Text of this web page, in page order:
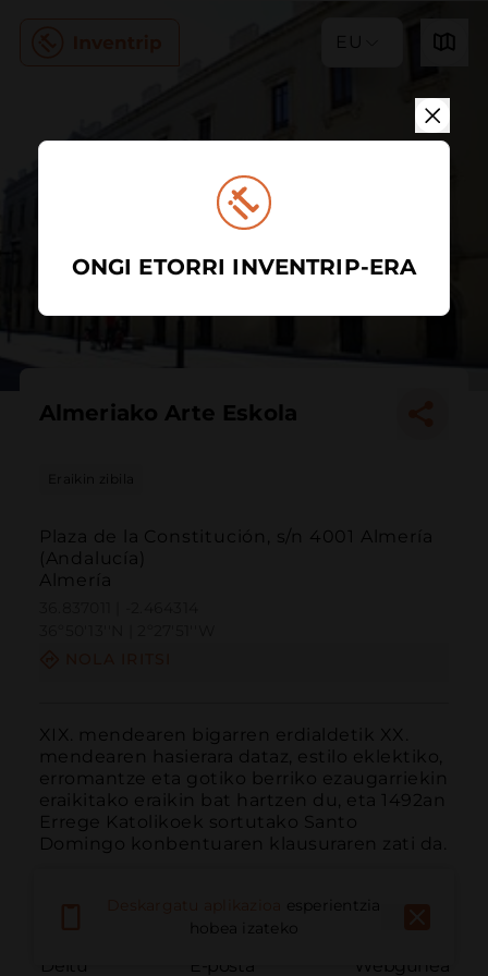
EU
Almeriako Arte Eskola
Eraikin zibila
Plaza de la Constitución, s/n 4001 Almería
(Andalucía)
Almería
XIX. mendearen bigarren erdialdetik XX.
mendearen hasierara dataz, estilo eklektiko,
erromantze eta gotiko berriko ezaugarriekin
eraikitako eraikin bat hartzen du, eta 1492an
Errege Katolikoek sortutako Santo
Domingo konbentuaren klausuraren zati da.
Deitu E-posta Webgunea
esperientzia
hobea izateko
ONGI ETORRI INVENTRIP-ERA